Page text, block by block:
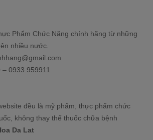
Phẩm Chức Năng chính hãng từ những
nhiều nước.
0933.959911
đều là mỹ phẩm, thực phẩm chức
không thay thế thuốc chữa bệnh
Da Lat